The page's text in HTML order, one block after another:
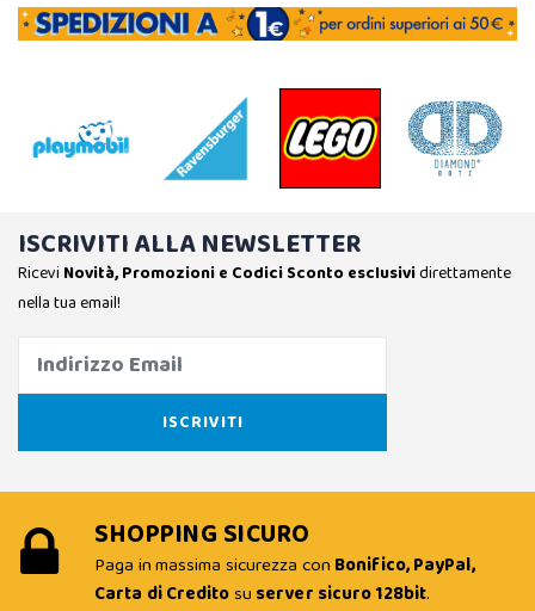
ISCRIVITI ALLA NEWSLETTER
Ricevi Novità, Promozioni e Codici Sconto esclusividirettamente
nella tua email!
SHOPPING SICURO
Paga in massima sicurezza con Bonifico, PayPal,
Carta di Creditosu server sicuro 128bit.